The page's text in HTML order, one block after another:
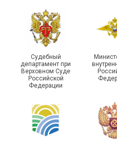
Чествование ветеранов
боевых действий
Самарской области
Судебный
департамент при
Верховном Суде
Российской
Федерации